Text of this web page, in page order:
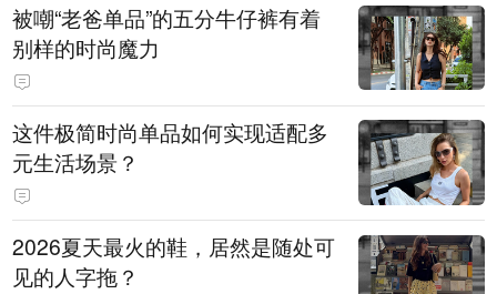
被嘲“老爸单品”的五分牛仔裤有着
别样的时尚魔力
这件极简时尚单品如何实现适配多
元生活场景？
2026夏天最火的鞋，居然是随处可
见的人字拖？